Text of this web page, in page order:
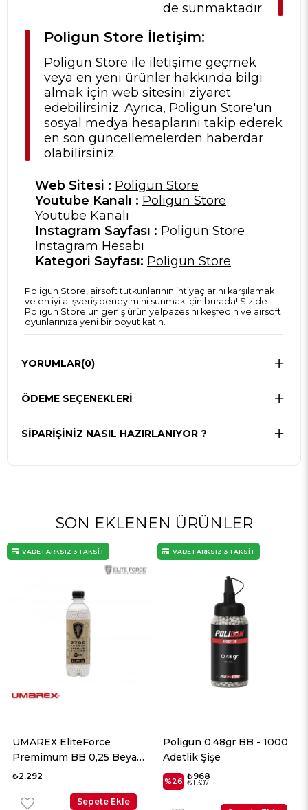
de sunmaktadır.
Poligun Store İletişim:
Poligun Store ile iletişime geçmek
veya en yeni ürünler hakkında bilgi
almak için web sitesini ziyaret
edebilirsiniz. Ayrıca, Poligun Store'un
sosyal medya hesaplarını takip ederek
en son güncellemelerden haberdar
olabilirsiniz.
Web Sitesi : Poligun Store
Youtube Kanalı : Poligun Store
Youtube Kanalı
Instagram Sayfası : Poligun Store
Instagram Hesabı
Kategori Sayfası: Poligun Store
Poligun Store, airsoft tutkunlarının ihtiyaçlarını karşılamak
ve en iyi alışveriş deneyimini sunmak için burada! Siz de
Poligun Store'un geniş ürün yelpazesini keşfedin ve airsoft
oyunlarınıza yeni bir boyut katın.
YORUMLAR(0)
ÖDEME SEÇENEKLERI
SIPARIŞINIZ NASIL HAZIRLANIYOR ?
SON EKLENEN ÜRÜNLER
Poligun 0.48gr BB - 1000
Adetlik Şişe
%26 ₺968
VADE FARKSIZ 3 TAKSİT
Poligun 0.45gr BB - 1000
Adetlik Şişe
%26 ₺784
₺1.058
VADE FARKSIZ 3 TAKSİT